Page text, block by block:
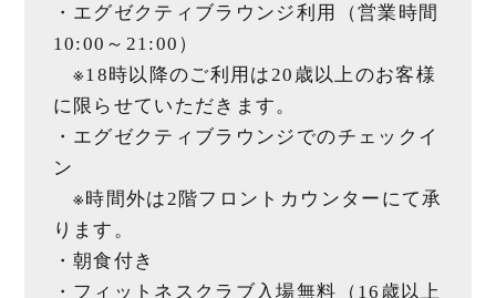
・エグゼクティブラウンジ利用（営業時間
10:00～21:00）
※18時以降のご利用は20歳以上のお客様
に限らせていただきます。
・エグゼクティブラウンジでのチェックイ
ン
※時間外は2階フロントカウンターにて承
ります。
・朝食付き
・フィットネスクラブ入場無料（16歳以上